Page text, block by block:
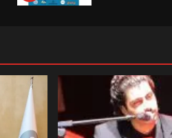
7
YÖNETİM
AYVALIK SU